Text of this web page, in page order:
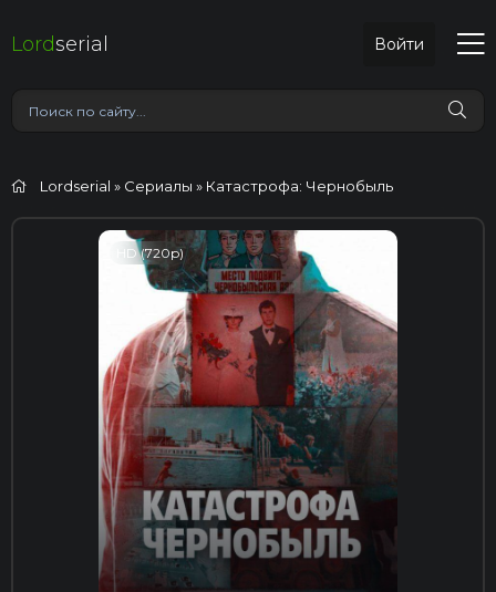
Lordserial Войти
Lordserial » Сериалы » Катастрофа: Чернобыль
HD (720p)